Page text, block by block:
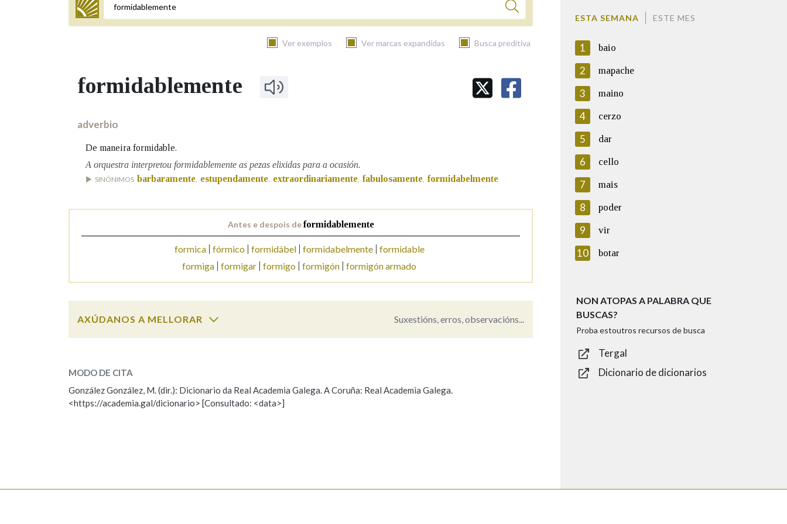
Termo a buscar
Ver exemplos Ver marcas expandidas Busca preditiva
BUSCAR NOS LEMAS
Remata por
Contén
Nos exemplos
Na fraseoloxía
OUTRAS OPCIÓNS DE BUSCA
Marcas gramaticais Pertence a
formidablemente
adverbio
De maneira formidable.
A orquestra interpretou formidablemente as pezas elixidas para a ocasión.
SINÓNIMOS barbaramente, estupendamente, extraordinariamente, fabulosamente, formidabelmente
Antes e despois deformidablemente
formica fórmico formidábel formidabelmente
formidable
formiga formigar formigo formigón formigón armado
AXÚDANOS A MELLORAR Suxestións, erros, observacións...
ESCOLLE UNHA OPCIÓN:
Observación Hai un erro na palabra Propoño mellorar a definición
MODO DE CITA
González González, M. (dir.): Dicionario da Real Academia Galega. A Coruña: Real Academia Galega.
<https://academia.gal/dicionario> [Consultado: <data>]
ESTA SEMANA ESTE MES
1 baio
2 mapache
3 maino
4 cerzo
5 dar
6 cello
7 mais
8 poder
9 vir
10 botar
NON ATOPAS A PALABRA QUE
BUSCAS?
Proba estoutros recursos de busca
Tergal
Dicionario de dicionarios